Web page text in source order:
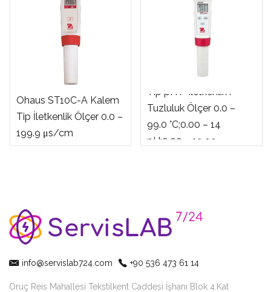
Ohaus ST10C-A Kalem
Tip İletkenlik Ölçer 0.0 –
199.9 μs/cm
Ohaus ST20M-C Kalem
Tip pH / İletkenlik /
Tuzluluk Ölçer 0.0 –
99.0 °C;0.00 – 14
pH;0.00 – 19.99
info@servislab724.com +90 536 473 61 14
Oruç Reis Mahallesi Tekstilkent Caddesi İşhanı Blok 4.Kat